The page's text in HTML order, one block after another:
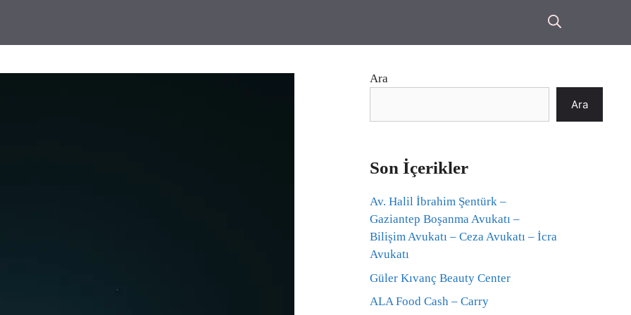
Ara
Ara
Son İçerikler
Av. Halil İbrahim Şentürk –
Gaziantep Boşanma Avukatı –
Bilişim Avukatı – Ceza Avukatı – İcra
Avukatı
Güler Kıvanç Beauty Center
ALA Food Cash – Carry